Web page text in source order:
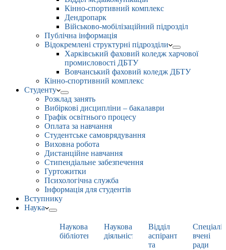
Кінно-спортивний комплекс
Дендропарк
Військово-мобілізаційний підрозділ
Публічна інформація
Відокремлені структурні підрозділи
Харківський фаховий коледж харчової
промисловості ДБТУ
Вовчанський фаховий коледж ДБТУ
Кінно-спортивний комплекс
Студенту
Розклад занять
Вибіркові дисципліни – бакалаври
Графік освітнього процесу
Оплата за навчання
Студентське самоврядування
Виховна робота
Дистанційне навчання
Стипендіальне забезпечення
Гуртожитки
Психологічна служба
Інформація для студентів
Вступнику
Наука
Наукова
бібліотека
Наукова
діяльність
Відділ
аспірантури
та
вчені
ради